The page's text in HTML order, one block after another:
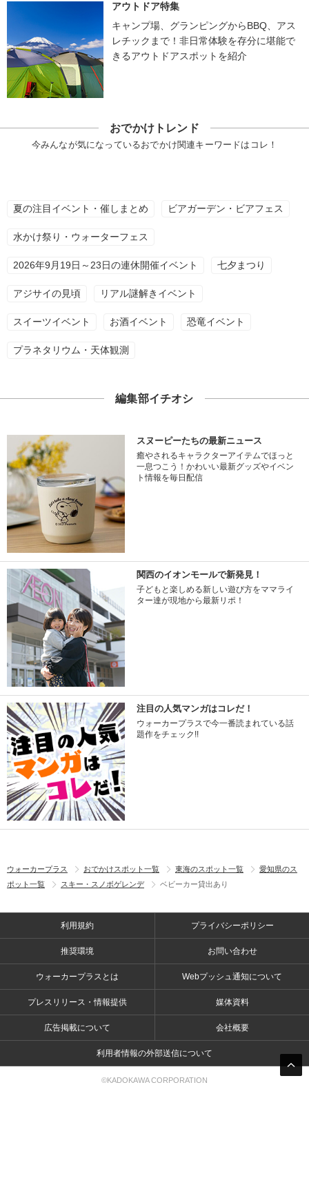
アウトドア特集
キャンプ場、グランピングからBBQ、アス
レチックまで！非日常体験を存分に堪能で
きるアウトドアスポットを紹介
おでかけトレンド
今みんなが気になっているおでかけ関連キーワードはコレ！
夏の注目イベント・催しまとめ ビアガーデン・ビアフェス
水かけ祭り・ウォーターフェス
2026年9月19日～23日の連休開催イベント 七夕まつり
アジサイの見頃 リアル謎解きイベント
スイーツイベント お酒イベント 恐竜イベント
プラネタリウム・天体観測
編集部イチオシ
スヌーピーたちの最新ニュース
癒やされるキャラクターアイテムでほっと
一息つこう！かわいい最新グッズやイベン
ト情報を毎日配信
関西のイオンモールで新発見！
子どもと楽しめる新しい遊び方をママライ
ター達が現地から最新リポ！
注目の人気マンガはコレだ！
ウォーカープラスで今一番読まれている話
題作をチェック!!
ウォーカープラス おでかけスポット一覧 東海のスポット一覧
愛知県のス
ポット一覧
スキー・スノボゲレンデ ベビーカー貸出あり
利用規約 プライバシーポリシー
推奨環境 お問い合わせ
ウォーカープラスとは Webプッシュ通知について
プレスリリース・情報提供 媒体資料
広告掲載について 会社概要
利用者情報の外部送信について
©KADOKAWA CORPORATION